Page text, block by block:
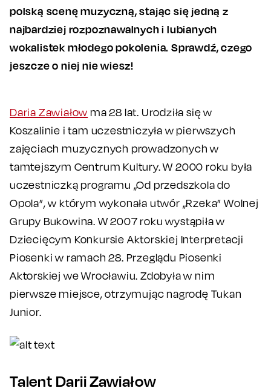
polską scenę muzyczną, stając się jedną z
najbardziej rozpoznawalnych i lubianych
wokalistek młodego pokolenia. Sprawdź, czego
jeszcze o niej nie wiesz!
Daria Zawiałow ma 28 lat. Urodziła się w
Koszalinie i tam uczestniczyła w pierwszych
zajęciach muzycznych prowadzonych w
tamtejszym Centrum Kultury. W 2000 roku była
uczestniczką programu „Od przedszkola do
Opola”, w którym wykonała utwór „Rzeka” Wolnej
Grupy Bukowina. W 2007 roku wystąpiła w
Dziecięcym Konkursie Aktorskiej Interpretacji
Piosenki w ramach 28. Przeglądu Piosenki
Aktorskiej we Wrocławiu. Zdobyła w nim
pierwsze miejsce, otrzymując nagrodę Tukan
Junior.
Talent Darii Zawiałow